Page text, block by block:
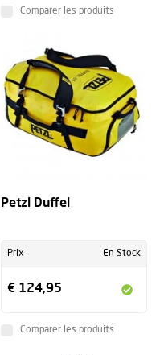
Comparer les produits
Petzl Duffel
Prix En Stock
€ 124,95
Comparer les produits